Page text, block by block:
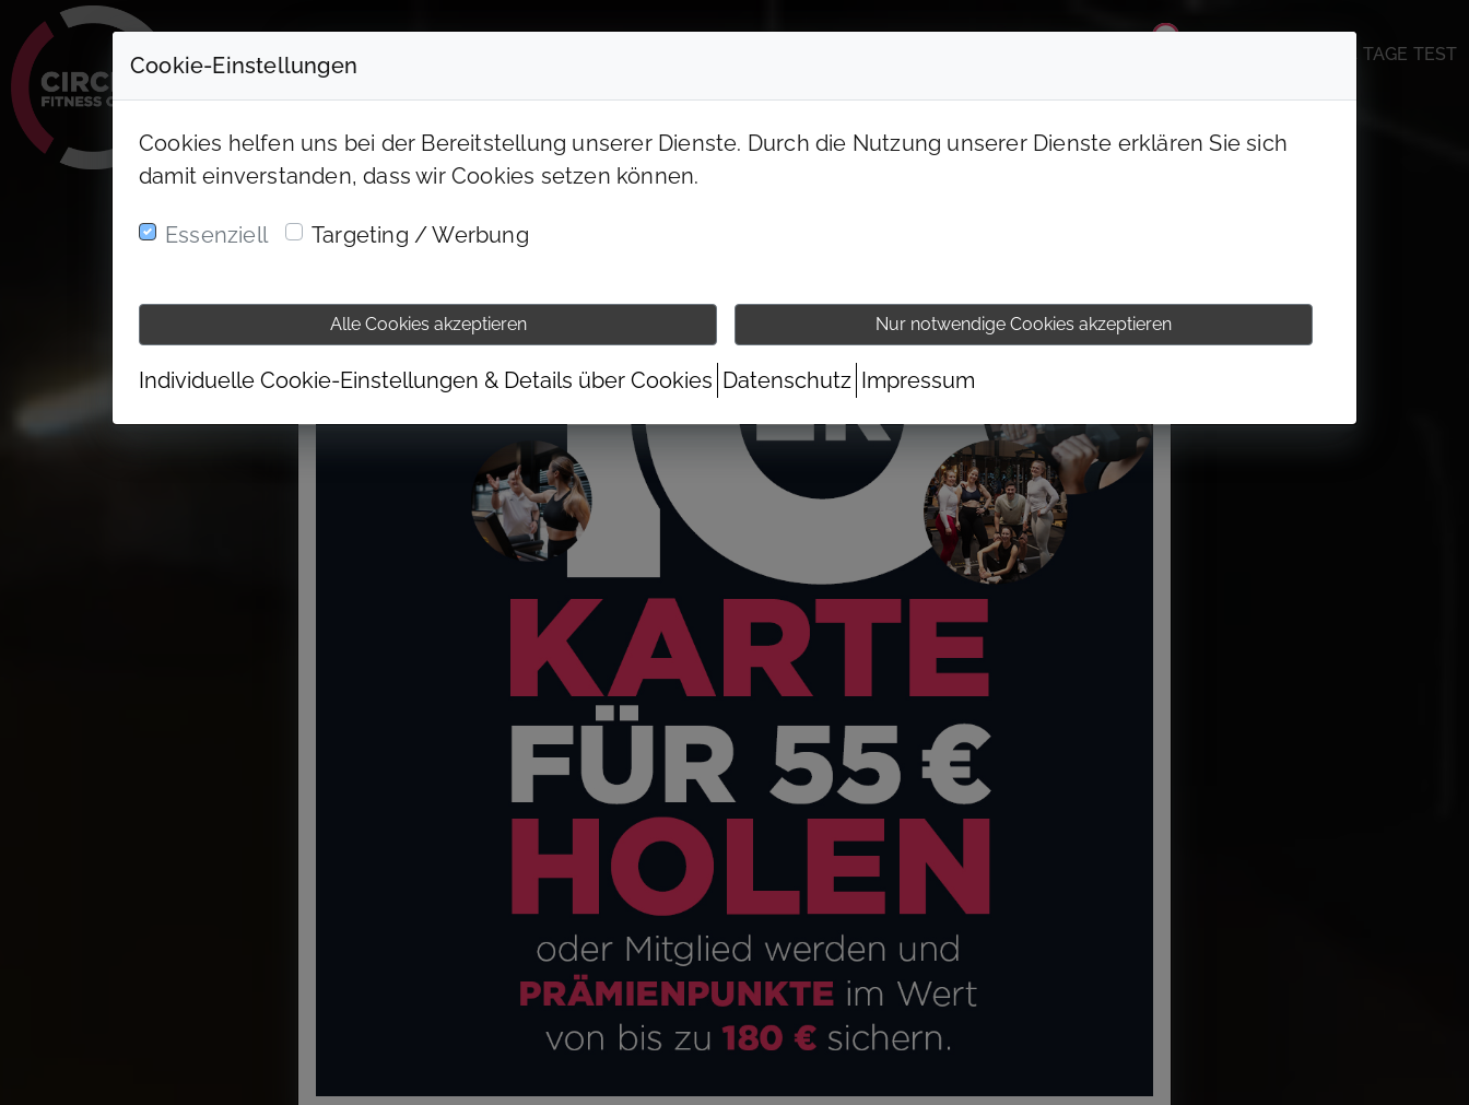
14 TAGE TEST
Cookie-Einstellungen
Cookies helfen uns bei der Bereitstellung unserer Dienste. Durch die Nutzung unserer Dienste erklären Sie sich
damit einverstanden, dass wir Cookies setzen können.
Essenziell Targeting / Werbung
Alle Cookies akzeptieren Nur notwendige Cookies akzeptieren
Individuelle Cookie-Einstellungen & Details über Cookies Datenschutz Impressum